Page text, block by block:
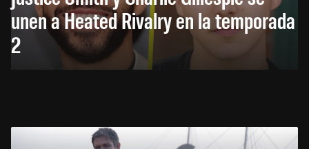
unen a Heated Rivalry en la temporada
2